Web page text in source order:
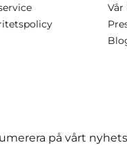
Vår
på vårt